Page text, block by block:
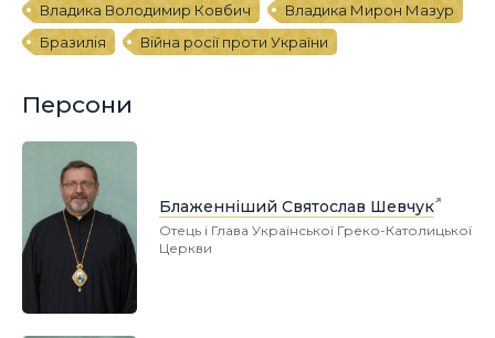
Владика Володимир Ковбич
Владика Мирон Мазур
Бразилія
Війна росії проти України
Персони
Блаженніший Святослав Шевчук
Отець і Глава Української Греко-Католицької
Церкви